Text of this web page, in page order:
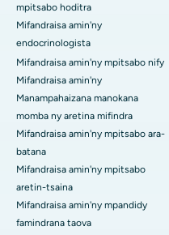
mpitsabo hoditra
Mifandraisa amin'ny
endocrinologista
Mifandraisa amin'ny mpitsabo nify
Mifandraisa amin'ny
Manampahaizana manokana
momba ny aretina mifindra
Mifandraisa amin'ny mpitsabo ara-
batana
Mifandraisa amin'ny mpitsabo
aretin-tsaina
Mifandraisa amin'ny mpandidy
famindrana taova